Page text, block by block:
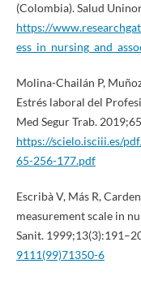
(Colombia). Salud
https://
Molina-Chailán P,
Estrés laboral del
Med Segur Trab.
https://scielo.isciii.es/
65-256-177.pdf
Escribà V, Más R,
measurement scale in
Sanit.
9111(99)71350-6